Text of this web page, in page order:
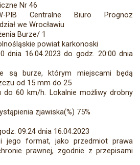
Nr 46
PIB Centralne Biuro Prognoz
we Wrocławiu
Burze/ 1
powiat karkonoski
dnia 16.04.2023 do godz. 20:00 dnia
są burze, którym miejscami będą
od 15 mm do 25
60 km/h. Lokalnie możliwy drobny
zjawiska(%) 75%
09:24 dnia 16.04.2023
i jego format, jako przedmiot prawa
prawnej, zgodnie z przepisami